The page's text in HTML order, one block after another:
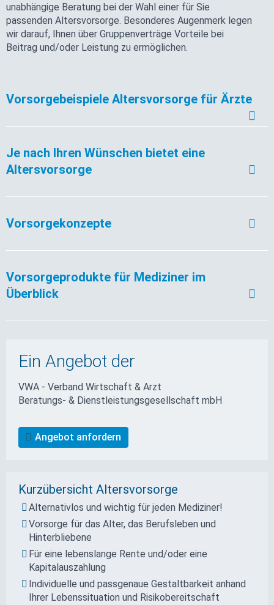
unabhängige Beratung bei der Wahl einer für Sie
passenden Altersvorsorge. Besonderes Augenmerk legen
wir darauf, Ihnen über Gruppenverträge Vorteile bei
Beitrag und/oder Leistung zu ermöglichen.
Vorsorgebeispiele Altersvorsorge für Ärzte
Je nach Ihren Wünschen bietet eine
Altersvorsorge
Vorsorgekonzepte
Vorsorgeprodukte für Mediziner im
Überblick
Ein Angebot der
VWA - Verband Wirtschaft & Arzt
Beratungs- & Dienstleistungs­gesellschaft mbH
Angebot anfordern
Kurzübersicht Altersvorsorge
Alternativlos und wichtig für jeden Mediziner!
Vorsorge für das Alter, das Berufsleben und
Hinterbliebene
Für eine lebenslange Rente und/oder eine
Kapitalauszahlung
Individuelle und passgenaue Gestaltbarkeit anhand
Ihrer Lebenssituation und Risikobereitschaft